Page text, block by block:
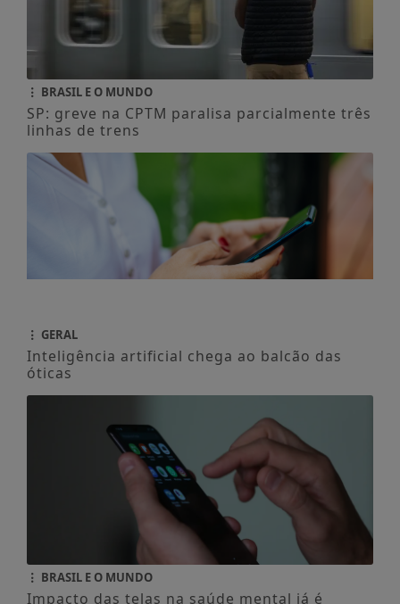
GERAL
Inteligência artificial chega ao balcão das
óticas
BRASIL E O MUNDO
Impacto das telas na saúde mental já é